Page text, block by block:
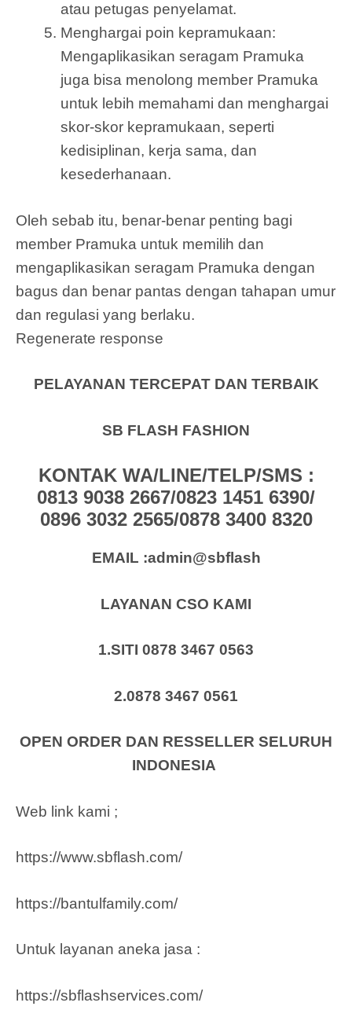
atau petugas penyelamat.
Menghargai poin kepramukaan:
Mengaplikasikan seragam Pramuka
juga bisa menolong member Pramuka
untuk lebih memahami dan menghargai
skor-skor kepramukaan, seperti
kedisiplinan, kerja sama, dan
kesederhanaan.
Oleh sebab itu, benar-benar penting bagi
member Pramuka untuk memilih dan
mengaplikasikan seragam Pramuka dengan
bagus dan benar pantas dengan tahapan umur
dan regulasi yang berlaku.
Regenerate response
PELAYANAN TERCEPAT DAN TERBAIK
SB FLASH FASHION
KONTAK WA/LINE/TELP/SMS :
0813 9038 2667/0823 1451 6390/
0896 3032 2565/0878 3400 8320
EMAIL :admin@sbflash
LAYANAN CSO KAMI
1.SITI 0878 3467 0563
2.0878 3467 0561
OPEN ORDER DAN RESSELLER SELURUH
INDONESIA
Web link kami ;
https://www.sbflash.com/
https://bantulfamily.com/
Untuk layanan aneka jasa :
https://sbflashservices.com/